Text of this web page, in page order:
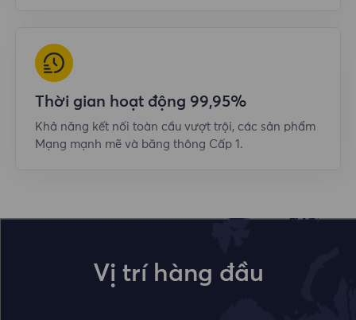
Thời gian hoạt động 99,95%
Khả năng kết nối toàn cầu vượt trội, các sản phẩm
Mạng mạnh mẽ và băng thông Cấp 1.
Vị trí hàng đầu